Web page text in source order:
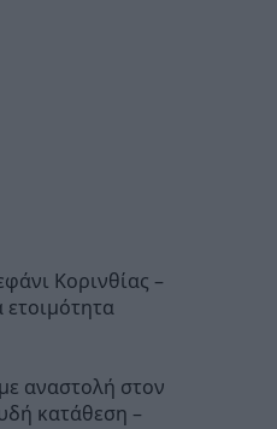
Κορινθίας –
αναστολή στον
κατάθεση –